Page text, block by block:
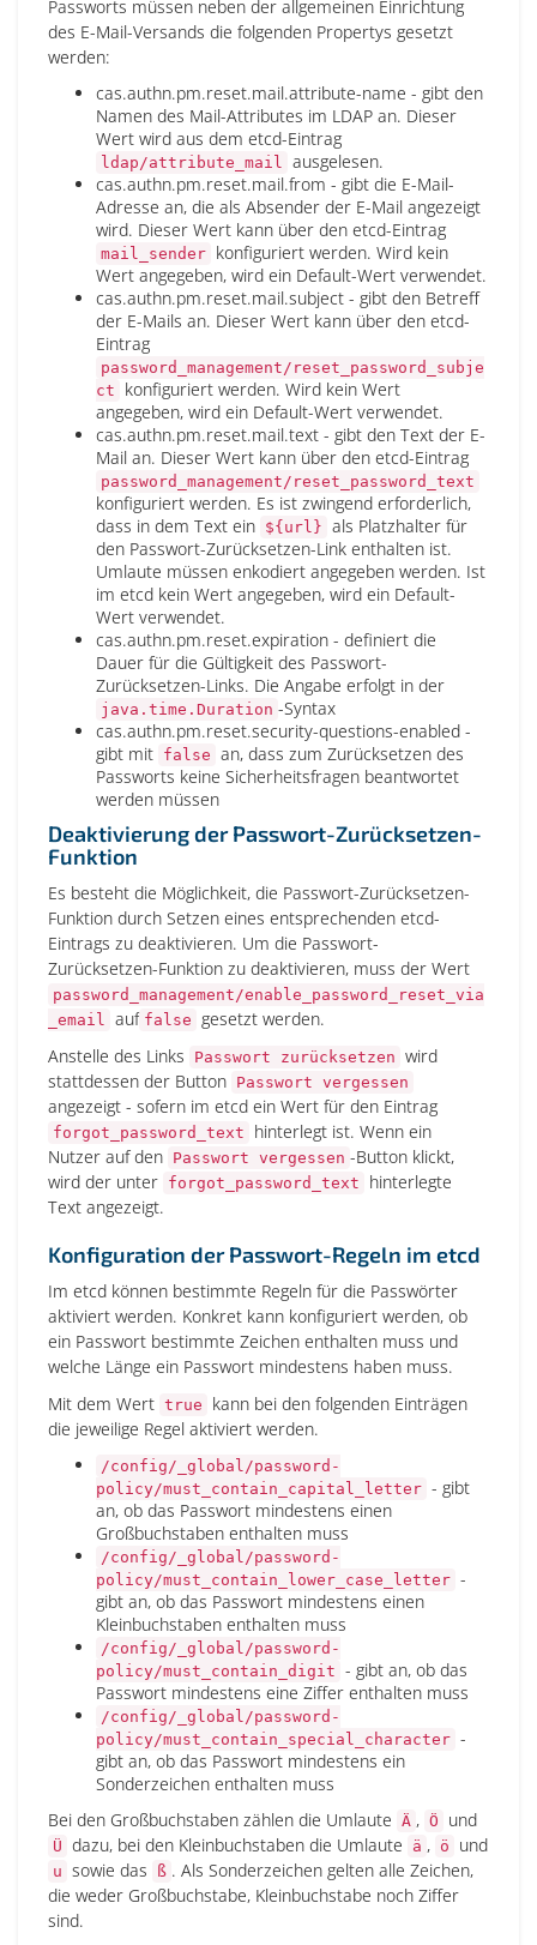
Passworts müssen neben der allgemeinen Einrichtung
des E-Mail-Versands die folgenden Propertys gesetzt
werden:
cas.authn.pm.reset.mail.attribute-name - gibt den
Namen des Mail-Attributes im LDAP an. Dieser
Wert wird aus dem etcd-Eintrag
ldap/attribute_mail ausgelesen.
cas.authn.pm.reset.mail.from - gibt die E-Mail-
Adresse an, die als Absender der E-Mail angezeigt
wird. Dieser Wert kann über den etcd-Eintrag
mail_sender konfiguriert werden. Wird kein
Wert angegeben, wird ein Default-Wert verwendet.
cas.authn.pm.reset.mail.subject - gibt den Betreff
der E-Mails an. Dieser Wert kann über den etcd-
Eintrag
password_management/reset_password_subje
ct
konfiguriert werden. Wird kein Wert
angegeben, wird ein Default-Wert verwendet.
cas.authn.pm.reset.mail.text - gibt den Text der E-
Mail an. Dieser Wert kann über den etcd-Eintrag
password_management/reset_password_text
konfiguriert werden. Es ist zwingend erforderlich,
dass in dem Text ein ${url} als Platzhalter für
den Passwort-Zurücksetzen-Link enthalten ist.
Umlaute müssen enkodiert angegeben werden. Ist
im etcd kein Wert angegeben, wird ein Default-
Wert verwendet.
cas.authn.pm.reset.expiration - definiert die
Dauer für die Gültigkeit des Passwort-
Zurücksetzen-Links. Die Angabe erfolgt in der
java.time.Duration -Syntax
cas.authn.pm.reset.security-questions-enabled -
gibt mit false an, dass zum Zurücksetzen des
Passworts keine Sicherheitsfragen beantwortet
werden müssen
Deaktivierung der Passwort-Zurücksetzen-
Funktion
Es besteht die Möglichkeit, die Passwort-Zurücksetzen-
Funktion durch Setzen eines entsprechenden etcd-
Eintrags zu deaktivieren. Um die Passwort-
Zurücksetzen-Funktion zu deaktivieren, muss der Wert
password_management/enable_password_reset_via
_email auf false gesetzt werden.
Anstelle des Links
Passwort zurücksetzen wird
stattdessen der Button Passwort vergessen
angezeigt - sofern im etcd ein Wert für den Eintrag
forgot_password_text
hinterlegt ist. Wenn ein
Nutzer auf den Passwort vergessen -Button klickt,
wird der unter forgot_password_text
hinterlegte
Text angezeigt.
Konfiguration der Passwort-Regeln im etcd
Im etcd können bestimmte Regeln für die Passwörter
aktiviert werden. Konkret kann konfiguriert werden, ob
ein Passwort bestimmte Zeichen enthalten muss und
welche Länge ein Passwort mindestens haben muss.
Mit dem Wert true
kann bei den folgenden Einträgen
die jeweilige Regel aktiviert werden.
/config/_global/password-
policy/must_contain_capital_letter - gibt
an, ob das Passwort mindestens einen
Großbuchstaben enthalten muss
/config/_global/password-
policy/must_contain_lower_case_letter -
gibt an, ob das Passwort mindestens einen
Kleinbuchstaben enthalten muss
/config/_global/password-
policy/must_contain_digit - gibt an, ob das
Passwort mindestens eine Ziffer enthalten muss
/config/_global/password-
policy/must_contain_special_character -
gibt an, ob das Passwort mindestens ein
Sonderzeichen enthalten muss
Bei den Großbuchstaben zählen die Umlaute Ä , Ö und
Ü dazu, bei den Kleinbuchstaben die Umlaute ä , ö und
u sowie das ß . Als Sonderzeichen gelten alle Zeichen,
die weder Großbuchstabe, Kleinbuchstabe noch Ziffer
sind.